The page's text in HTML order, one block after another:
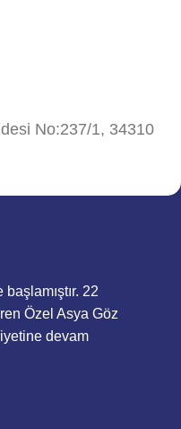
No:237/1, 34310
22
Özel Asya Göz
devam